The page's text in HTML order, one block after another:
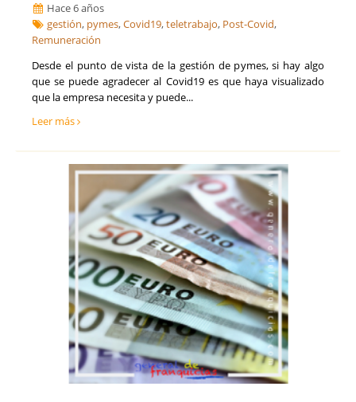
Hace 6 años
gestión, pymes,Covid19,teletrabajo, Post-Covid,
Remuneración
Desde el punto de vista de la gestión de pymes, si hay algo
que se puede agradecer al Covid19 es que haya visualizado
que la empresa necesita y puede...
Leer más